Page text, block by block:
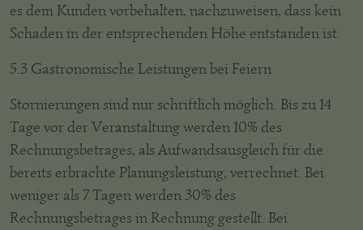
es dem Kunden vorbehalten, nachzuweisen, dass kein
Schaden in der entsprechenden Höhe entstanden ist.
5.3 Gastronomische Leistungen bei Feiern
Stornierungen sind nur schriftlich möglich. Bis zu 14
Tage vor der Veranstaltung werden 10% des
Rechnungsbetrages, als Aufwandsausgleich für die
bereits erbrachte Planungsleistung, verrechnet. Bei
weniger als 7 Tagen werden 30% des
Rechnungsbetrages in Rechnung gestellt. Bei